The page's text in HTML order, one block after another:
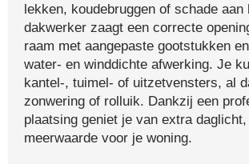
lekken, koudebruggen of schade aan
dakwerker zaagt een correcte
raam met aangepaste gootstukken
water- en winddichte afwerking. Je
kantel-, tuimel- of uitzetvensters, al
zonwering of rolluik. Dankzij een
plaatsing geniet je van extra
meerwaarde voor je woning.